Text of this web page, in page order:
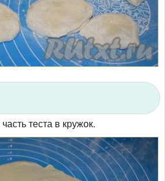
теста в кружок.